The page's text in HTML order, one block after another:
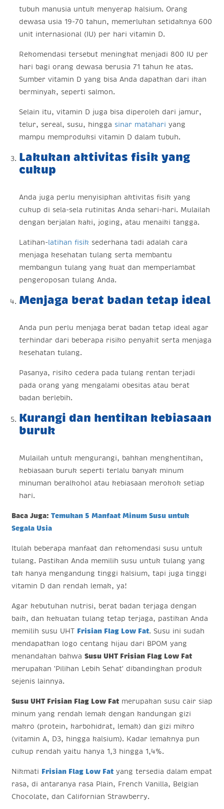
tubuh manusia untuk menyerap kalsium. Orang
dewasa usia 19-70 tahun, memerlukan setidaknya 600
unit internasional (IU) per hari vitamin D.
Rekomendasi tersebut meningkat menjadi 800 IU per
hari bagi orang dewasa berusia 71 tahun ke atas.
Sumber vitamin D yang bisa Anda dapatkan dari ikan
berminyak, seperti salmon.
Selain itu, vitamin D juga bisa diperoleh dari jamur,
telur, sereal, susu, hingga sinar matahari yang
mampu memproduksi vitamin D dalam tubuh.
Lakukan aktivitas fisik yang
cukup
Anda juga perlu menyisipkan aktivitas fisik yang
cukup di sela-sela rutinitas Anda sehari-hari. Mulailah
dengan berjalan kaki, joging, atau menaiki tangga.
Latihan- latihan fisik sederhana tadi adalah cara
menjaga kesehatan tulang serta membantu
membangun tulang yang kuat dan memperlambat
pengeroposan tulang Anda.
Menjaga berat badan tetap ideal
Anda pun perlu menjaga berat badan tetap ideal agar
terhindar dari beberapa risiko penyakit serta menjaga
kesehatan tulang.
Pasanya, risiko cedera pada tulang rentan terjadi
pada orang yang mengalami obesitas atau berat
badan berlebih.
Kurangi dan hentikan kebiasaan
buruk
Mulailah untuk mengurangi, bahkan menghentikan,
kebiasaan buruk seperti terlalu banyak minum
minuman beralkohol atau kebiasaan merokok setiap
hari.
Baca Juga: Temukan 5 Manfaat Minum Susu untuk
Segala Usia
Itulah beberapa manfaat dan rekomendasi susu untuk
tulang. Pastikan Anda memilih susu untuk tulang yang
tak hanya mengandung tinggi kalsium, tapi juga tinggi
vitamin D dan rendah lemak, ya!
Agar kebutuhan nutrisi, berat badan terjaga dengan
baik, dan kekuatan tulang tetap terjaga, pastikan Anda
memilih susu UHT Frisian Flag Low Fat. Susu ini sudah
mendapatkan logo centang hijau dari BPOM yang
menandakan bahwa Susu UHT Frisian Flag Low Fat
merupakan 'Pilihan Lebih Sehat' dibandingkan produk
sejenis lainnya.
Susu UHT Frisian Flag Low Fat merupakan susu cair siap
minum yang rendah lemak dengan kandungan gizi
makro (protein, karbohidrat, lemak) dan gizi mikro
(vitamin A, D3, hingga kalsium). Kadar lemaknya pun
cukup rendah yaitu hanya 1,3 hingga 1,4%.
Nikmati Frisian Flag Low Fat yang tersedia dalam empat
rasa, di antaranya rasa Plain, French Vanilla, Belgian
Chocolate, dan Californian Strawberry.